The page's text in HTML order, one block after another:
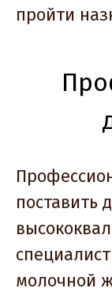
пройти
поставить
молочной